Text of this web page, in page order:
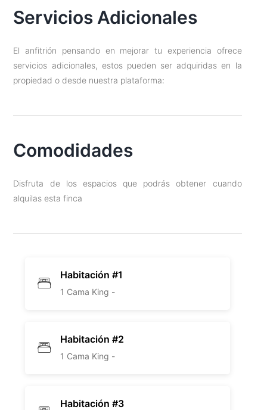
Servicios Adicionales
El anfitrión pensando en mejorar tu experiencia ofrece
servicios adicionales, estos pueden ser adquiridas en la
propiedad o desde nuestra plataforma:
Comodidades
Disfruta de los espacios que podrás obtener cuando
alquilas esta finca
Habitación #1
1 Cama King -
Habitación #2
1 Cama King -
Habitación #3